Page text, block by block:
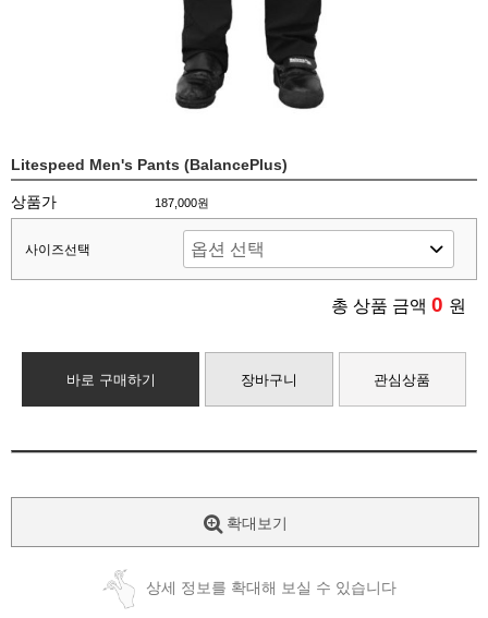
Litespeed Men's Pants (BalancePlus)
상품가 187,000원
사이즈선택
총 상품 금액 0 원
바로 구매하기 장바구니 관심상품
확대보기
상세 정보를 확대해 보실 수 있습니다